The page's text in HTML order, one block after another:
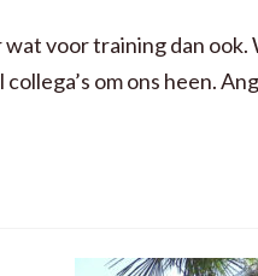
voor training dan
om ons heen.